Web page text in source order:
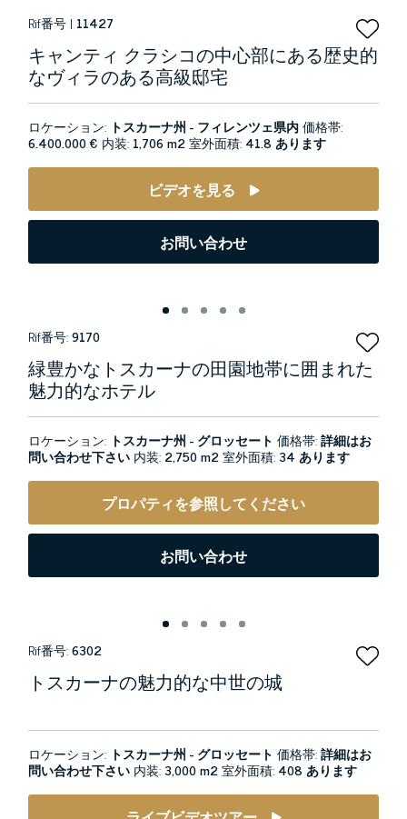
Rif番号 | 11427
キャンティ クラシコの中心部にある歴史的
なヴィラのある高級邸宅
ロケーション: トスカーナ州 - フィレンツェ県内価格帯:
6.400.000 € 内装: 1,706 m2室外面積: 41.8 あります
ビデオを見る
お問い合わせ
Rif番号:9170
緑豊かなトスカーナの田園地帯に囲まれた
魅力的なホテル
ロケーション: トスカーナ州 - グロッセート 価格帯:詳細はお
問い合わせ下さい 内装: 2,750 m2室外面積:34 あります
プロパティを参照してください
お問い合わせ
Rif番号:6302
トスカーナの魅力的な中世の城
ロケーション: トスカーナ州 - グロッセート 価格帯:詳細はお
問い合わせ下さい 内装:3,000 m2室外面積: 408 あります